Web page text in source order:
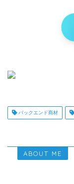
バックエンド商材
ABOUT ME